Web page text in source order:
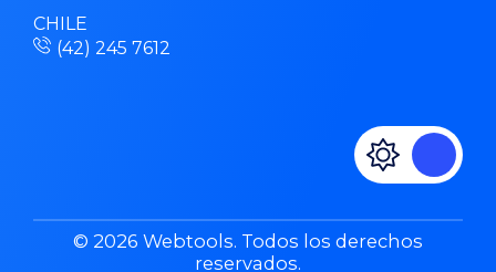
CHILE
(42) 245 7612
© 2026 Webtools. Todos los derechos
reservados.